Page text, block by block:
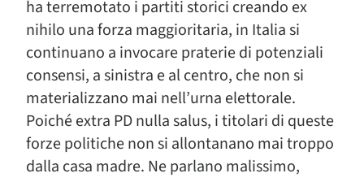
ha terremotato i partiti storici creando ex
nihilo una forza maggioritaria, in Italia si
continuano a invocare praterie di potenziali
consensi, a sinistra e al centro, che non si
materializzano mai nell’urna elettorale.
Poiché extra PD nulla salus, i titolari di queste
forze politiche non si allontanano mai troppo
dalla casa madre. Ne parlano malissimo,